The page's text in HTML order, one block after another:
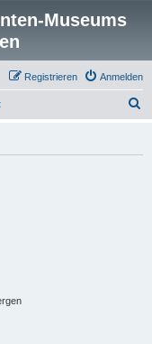
Museums
Anmelden
Registrieren